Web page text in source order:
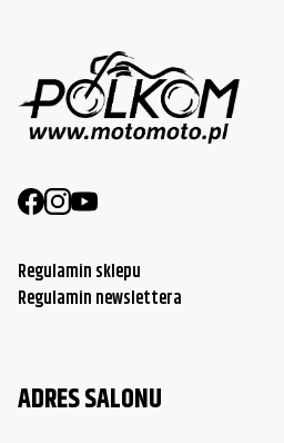
Regulamin sklepu
Regulamin newslettera
ADRES SALONU